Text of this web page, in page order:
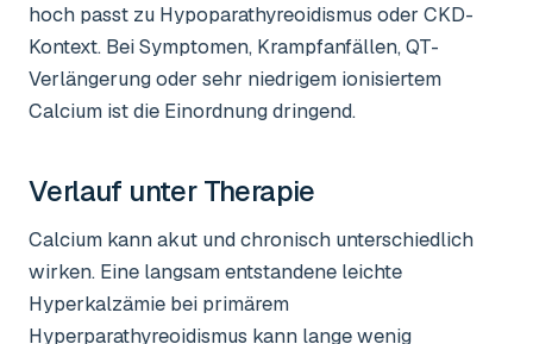
hoch passt zu Hypoparathyreoidismus oder CKD-
Kontext. Bei Symptomen, Krampfanfällen, QT-
Verlängerung oder sehr niedrigem ionisiertem
Calcium ist die Einordnung dringend.
Verlauf unter Therapie
Calcium kann akut und chronisch unterschiedlich
wirken. Eine langsam entstandene leichte
Hyperkalzämie bei primärem
Hyperparathyreoidismus kann lange wenig